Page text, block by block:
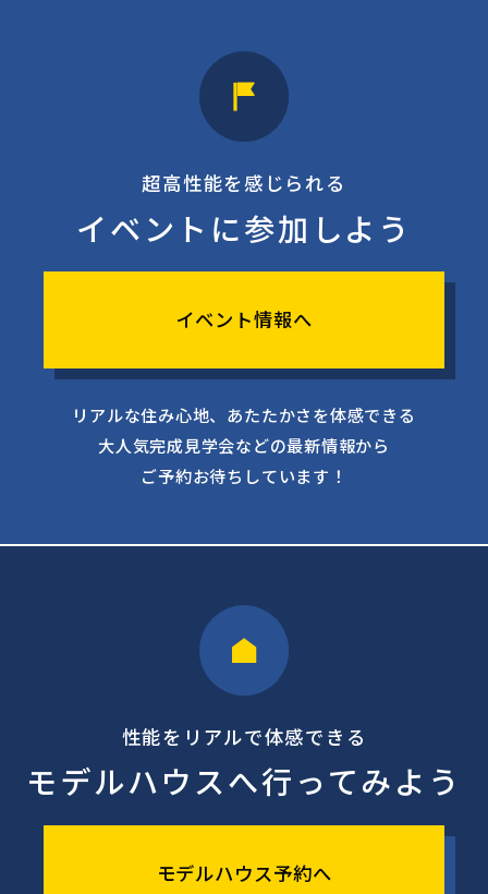
超高性能を感じられる
イベントに参加しよう
イベント情報へ
リアルな住み心地、あたたかさを体感できる
大人気完成見学会などの最新情報から
ご予約お待ちしています！
性能をリアルで体感できる
モデルハウスへ行ってみよう
モデルハウス予約へ